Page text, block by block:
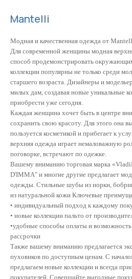
Mantelli
Модная и качественная одежда от
Для современной женщины модная
способ продемонстрировать
коллекции популярны не только среди
старшего возраста. Дизайнеры и
милых дам, создавая новые уникальные
приобрести уже сегодня.
Каждая женщина хочет быть в центре
сохранить свою красоту. Для этого она
пользуется косметикой и прибегает к
верхняя одежда играет немаловажную
поговорке, встречают по одежке.
Вашему вниманию торговая марка
D'IMMA" и многие другие предлагает
одежды. Стильные шубы из норки,
из натуральной кожи Ключевые
• индивидуальный подход к каждому
• новые коллекции пальто от
•удобные способы оплаты и
рассрочки
Также вашему вниманию предлагается
пуховиков по доступным ценам. С
предлагаем новые коллекции и всегда
покупателей. Совершайте выгодные